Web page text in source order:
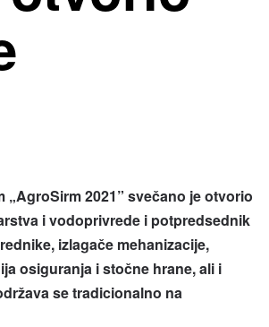
2021” svečano je otvorio
i vodoprivrede i potpredsednik
izlagače mehanizacije,
osiguranja i stočne hrane, ali i
se tradicionalno na